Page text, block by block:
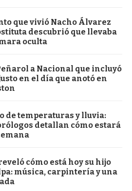
que vivió Nacho Álvarez
descubrió que llevaba
oculta
a Nacional que incluyó
en el día que anotó en
de temperaturas y lluvia:
detallan cómo estará
cómo está hoy su hijo
música, carpintería y una